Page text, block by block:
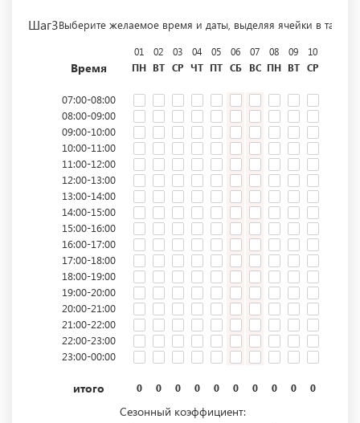
Шаг3Выберите желаемое время и даты, выделяя ячейки в
Время
01
ПН
02
ВТ
03
СР
04
ЧТ
05
ПТ
06
СБ
07
ВС
08
ПН
09
ВТ
10
СР
07:00-08:00
08:00-09:00
09:00-10:00
10:00-11:00
11:00-12:00
12:00-13:00
13:00-14:00
14:00-15:00
15:00-16:00
16:00-17:00
17:00-18:00
18:00-19:00
19:00-20:00
20:00-21:00
21:00-22:00
22:00-23:00
23:00-00:00
итого 0 0 0 0 0 0 0 0 0 0
Сезонный коэффициент: